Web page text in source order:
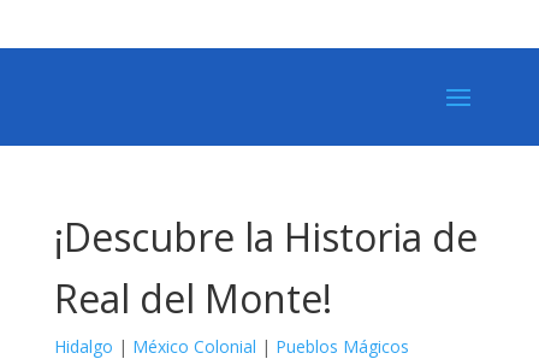
¡Descubre la Historia de
Real del Monte!
Hidalgo | México Colonial | Pueblos Mágicos